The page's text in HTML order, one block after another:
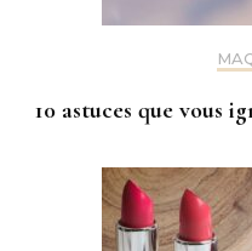
10 astuces que vous